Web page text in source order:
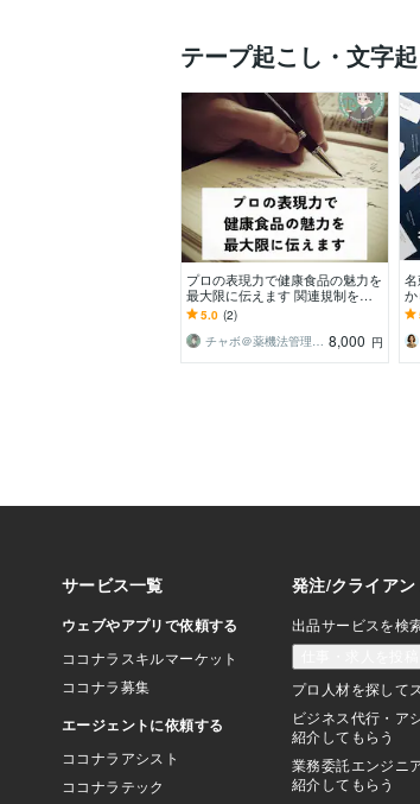
テープ起こし・文字
プロの表現力で健康食品の魅力を
最大限に伝えます 関連規制を抑
えながら、書きたい文章の作成サ
ポートします
5.0 (2)
チャボ＠薬機法管理者×生成AIパスポート 8,000 円
う